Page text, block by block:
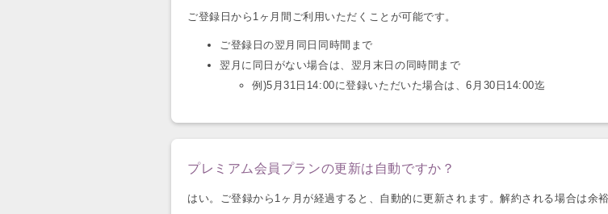
ご登録日から1ヶ月間ご利用いただくことが可能です。
ご登録日の翌月同日同時間まで
翌月に同日がない場合は、翌月末日の同時間まで
例)5月31日14:00に登録いただいた場合は、6月30日14:00迄
プレミアム会員プランの更新は自動ですか？
はい。ご登録から1ヶ月が経過すると、自動的に更新されます。解約される場合は余